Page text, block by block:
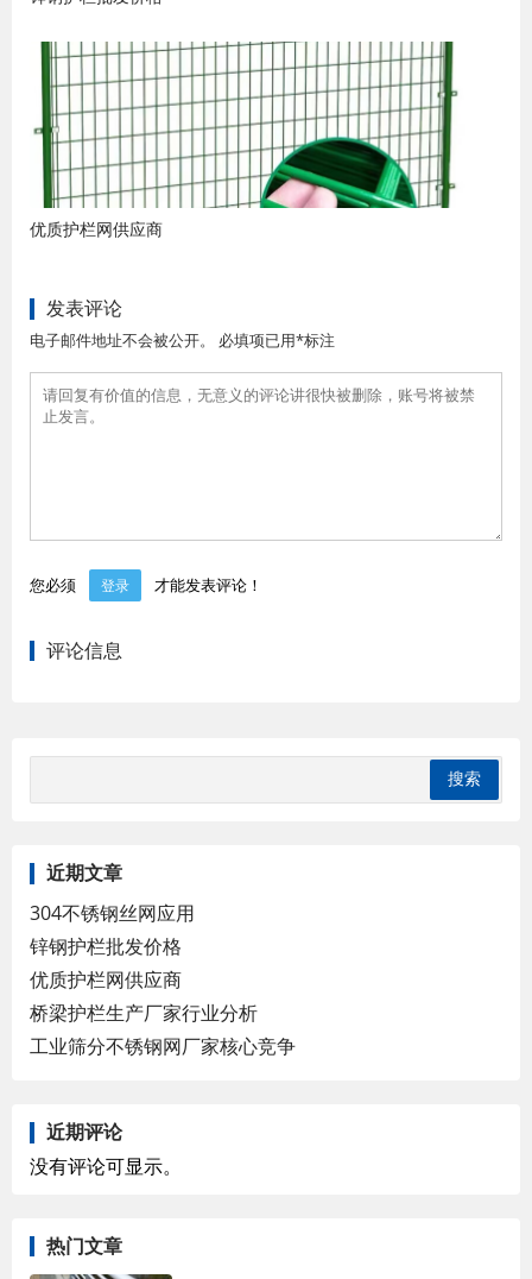
优质护栏网供应商
发表评论
电子邮件地址不会被公开。 必填项已用*标注
您必须 登录 才能发表评论！
评论信息
近期文章
304不锈钢丝网应用
锌钢护栏批发价格
优质护栏网供应商
桥梁护栏生产厂家行业分析
工业筛分不锈钢网厂家核心竞争
近期评论
没有评论可显示。
热门文章